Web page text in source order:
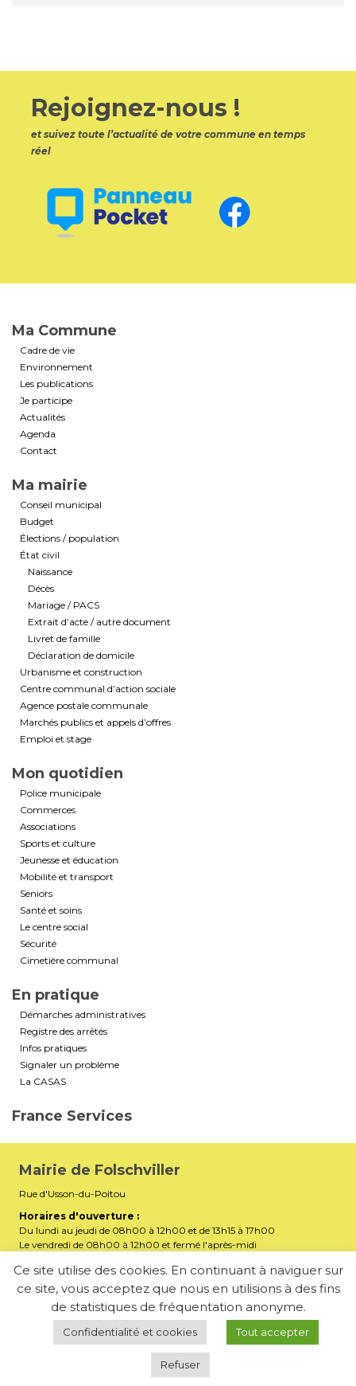
Rejoignez-nous !
et suivez toute l’actualité de votre commune en temps
réel
Ma Commune
Cadre de vie
Environnement
Les publications
Je participe
Actualités
Agenda
Contact
Ma mairie
Conseil municipal
Budget
Élections / population
État civil
Naissance
Décès
Mariage / PACS
Extrait d’acte / autre document
Livret de famille
Déclaration de domicile
Urbanisme et construction
Centre communal d’action sociale
Agence postale communale
Marchés publics et appels d’offres
Emploi et stage
Mon quotidien
Police municipale
Commerces
Associations
Sports et culture
Jeunesse et éducation
Mobilité et transport
Seniors
Santé et soins
Le centre social
Sécurité
Cimetière communal
En pratique
Démarches administratives
Registre des arrêtés
Infos pratiques
Signaler un problème
La CASAS
France Services
Mairie de Folschviller
Rue d'Usson-du-Poitou
Horaires d'ouverture :
Du lundi au jeudi de 08h00 à 12h00 et de 13h15 à 17h00
Le vendredi de 08h00 à 12h00 et fermé l'après-midi
Téléphone :03 87 29 32 90
E-mail : mairiefolschviller57730@gmail.com
Membre de la Communauté d’Agglomération Saint-Avold
Synergie
Politique de confidentialité
Ce site utilise des cookies. En continuant à naviguer sur
ce site, vous acceptez que nous en utilisions à des fins
de statistiques de fréquentation anonyme.
Confidentialité et cookies Tout accepter
Refuser